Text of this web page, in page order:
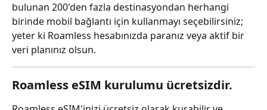
bulunan 200'den fazla destinasyondan herhangi
birinde mobil bağlantı için kullanmayı seçebilirsiniz;
yeter ki Roamless hesabınızda paranız veya aktif bir
veri planınız olsun.
Roamless eSIM kurulumu ücretsizdir.